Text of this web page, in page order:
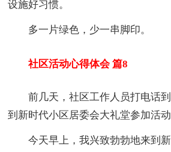
设施好习惯。
多一片绿色，少一串脚印。
社区活动心得体会 篇8
前几天，社区工作人员打电话到
到新时代小区居委会大礼堂参加活动
今天早上，我兴致勃勃地来到新